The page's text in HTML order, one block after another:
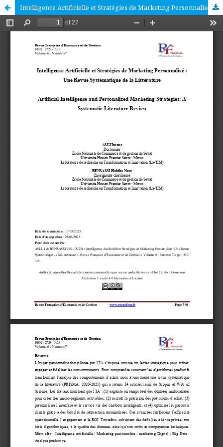
Intelligence Artificielle et Stratégies de Marketing Personnalisé : Une Revue Systématique de la Littérature